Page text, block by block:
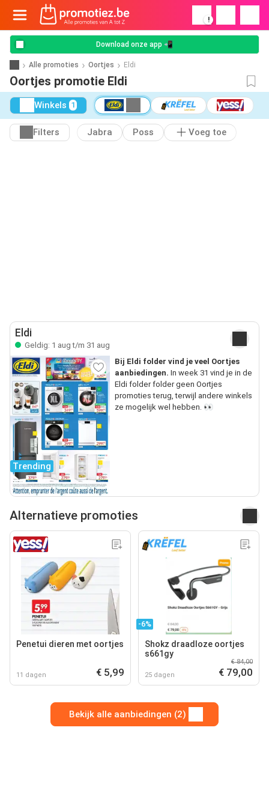
!
Download onze app 📲
Alle promoties Oortjes Eldi
Oortjes promotie Eldi
Winkels 1
Filters Jabra Poss Voeg toe
Eldi
Geldig: 1 aug t/m 31 aug
Trending
Bij Eldi folder vind je veel Oortjes
aanbiedingen. In week 31 vind je in de
Eldi folder folder geen Oortjes
promoties terug, terwijl andere winkels
ze mogelijk wel hebben. 👀
Alternatieve promoties
Penetui dieren met oortjes
11 dagen € 5,99
-6%
Shokz draadloze oortjes
s661gy
25 dagen
€ 84,00
€ 79,00
Bekijk alle aanbiedingen (2)